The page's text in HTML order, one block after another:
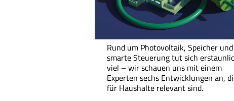
Rund um Photovoltaik, Speicher und
smarte Steuerung tut sich
viel – wir schauen uns mit einem
Experten sechs Entwicklungen an,
für Haushalte relevant sind.